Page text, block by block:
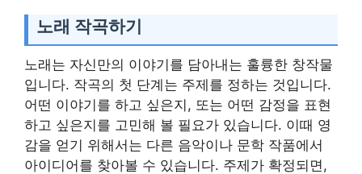
노래 작곡하기
노래는 자신만의 이야기를 담아내는 훌륭한 창작물
입니다. 작곡의 첫 단계는 주제를 정하는 것입니다.
어떤 이야기를 하고 싶은지, 또는 어떤 감정을 표현
하고 싶은지를 고민해 볼 필요가 있습니다. 이때 영
감을 얻기 위해서는 다른 음악이나 문학 작품에서
아이디어를 찾아볼 수 있습니다. 주제가 확정되면,